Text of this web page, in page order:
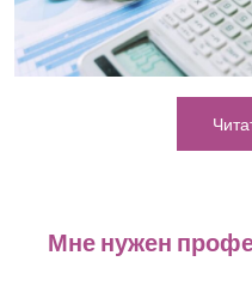
Мне нужен